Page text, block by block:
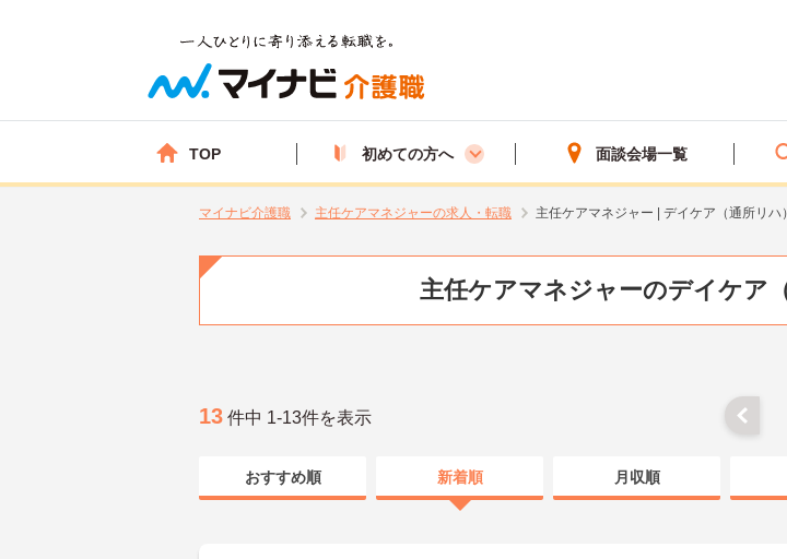
TOP 初めての方へ 面談会場一覧
マイナビ介護職 主任ケアマネジャーの求人・転職 主任ケアマネジャー | デイケア（通所リ
主任ケアマネジャーのデイケア
13 件中 1-13件を表示
おすすめ順 新着順 月収順